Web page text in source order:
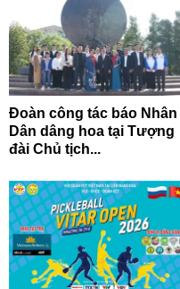
Đoàn công tác báo Nhân
Dân dâng hoa tại Tượng
đài Chủ tịch...